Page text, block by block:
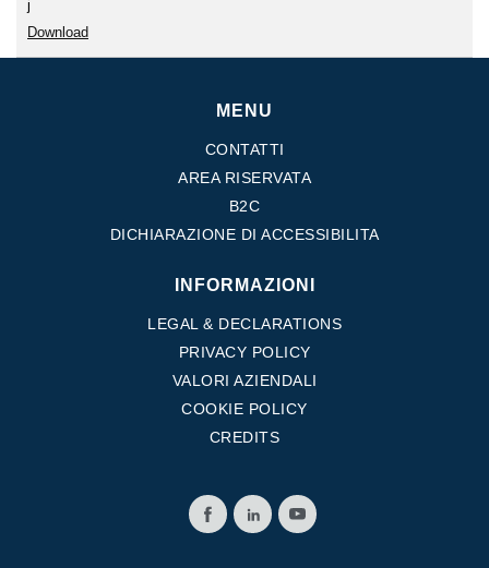
j
Download
MENU
CONTATTI
AREA RISERVATA
B2C
DICHIARAZIONE DI ACCESSIBILITA
INFORMAZIONI
LEGAL & DECLARATIONS
PRIVACY POLICY
VALORI AZIENDALI
COOKIE POLICY
CREDITS